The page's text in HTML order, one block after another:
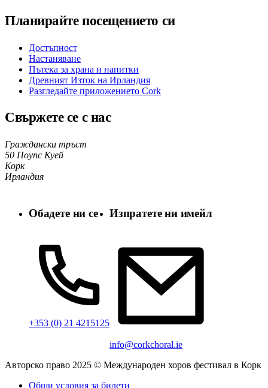
Планирайте посещението си
Достъпност
Настаняване
Пътека за храна и напитки
Древният Изток на Ирландия
Разгледайте приложението Cork
Свържете се с нас
Граждански тръст
50 Поупс Куей
Корк
Ирландия
Обадете ни се
+353 (0) 21 4215125
Изпратете ни имейл
info@corkchoral.ie
Авторско право 2025 © Международен хоров фестивал в Корк
Общи условия за билети